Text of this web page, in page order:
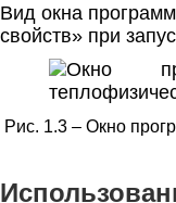
Вид окна
свойств» при
Рис. 1.3 – Окно